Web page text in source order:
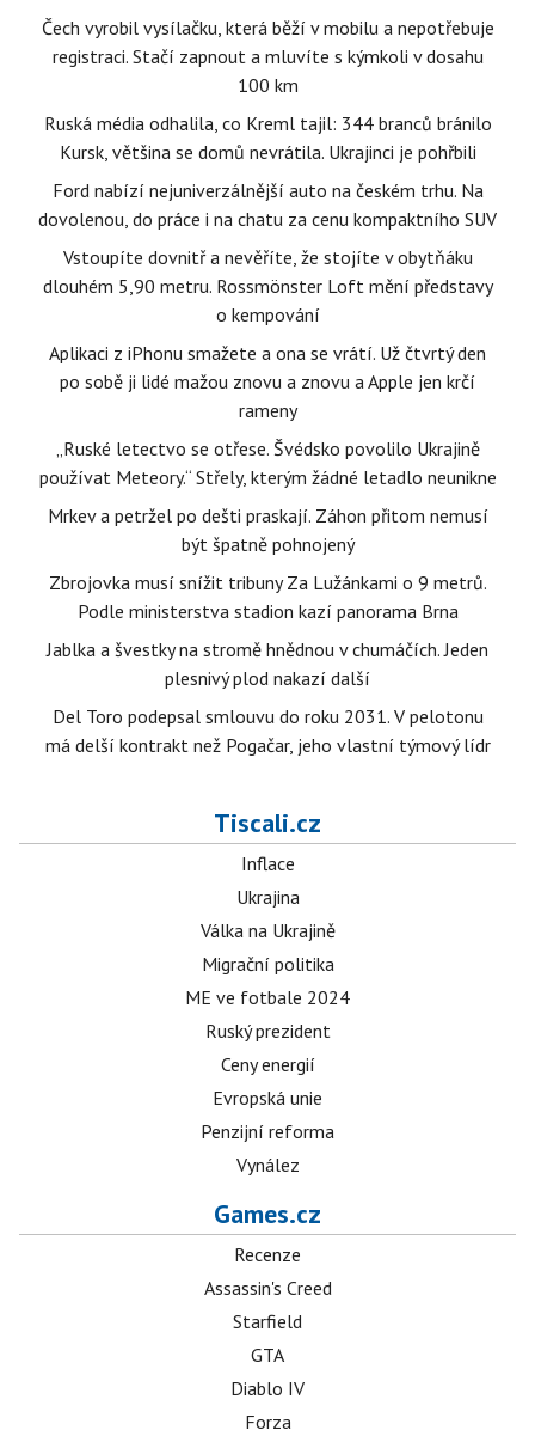
Čech vyrobil vysílačku, která běží v mobilu a nepotřebuje
registraci. Stačí zapnout a mluvíte s kýmkoli v dosahu
100 km
Ruská média odhalila, co Kreml tajil: 344 branců bránilo
Kursk, většina se domů nevrátila. Ukrajinci je pohřbili
Ford nabízí nejuniverzálnější auto na českém trhu. Na
dovolenou, do práce i na chatu za cenu kompaktního SUV
Vstoupíte dovnitř a nevěříte, že stojíte v obytňáku
dlouhém 5,90 metru. Rossmönster Loft mění představy
o kempování
Aplikaci z iPhonu smažete a ona se vrátí. Už čtvrtý den
po sobě ji lidé mažou znovu a znovu a Apple jen krčí
rameny
„Ruské letectvo se otřese. Švédsko povolilo Ukrajině
používat Meteory.“ Střely, kterým žádné letadlo neunikne
Mrkev a petržel po dešti praskají. Záhon přitom nemusí
být špatně pohnojený
Zbrojovka musí snížit tribuny Za Lužánkami o 9 metrů.
Podle ministerstva stadion kazí panorama Brna
Jablka a švestky na stromě hnědnou v chumáčích. Jeden
plesnivý plod nakazí další
Del Toro podepsal smlouvu do roku 2031. V pelotonu
má delší kontrakt než Pogačar, jeho vlastní týmový lídr
Tiscali.cz
Inflace
Ukrajina
Válka na Ukrajině
Migrační politika
ME ve fotbale 2024
Ruský prezident
Ceny energií
Evropská unie
Penzijní reforma
Vynález
Games.cz
Recenze
Assassin's Creed
Starfield
GTA
Diablo IV
Forza